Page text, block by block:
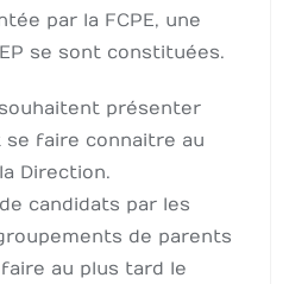
par la FCPE, une
se sont constituées.
présenter
faire connaitre au
Direction.
candidats par les
de parents
au plus tard le